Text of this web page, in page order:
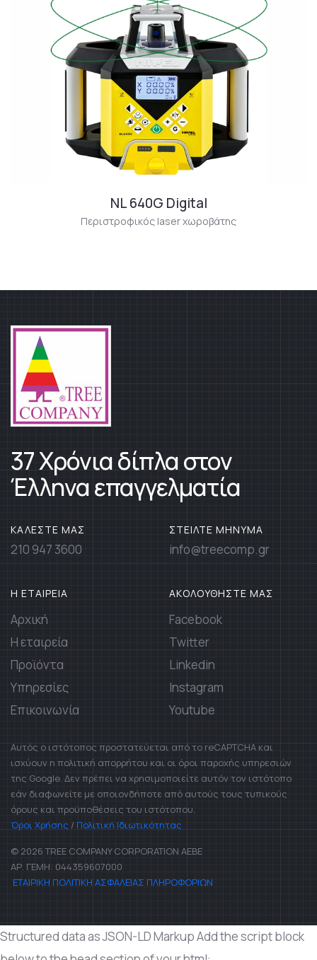
NL 640G Digital
Περιστροφικός laser χωροβάτης
37 Χρόνια δίπλα στον
Έλληνα επαγγελματία
ΚΑΛΕΣΤΕ ΜΑΣ
210 947 3600
ΣΤΕΙΛΤΕ ΜΗΝΥΜΑ
info@treecomp.gr
Η ΕΤΑΙΡΕΙΑ
Αρχική
Η εταιρεία
Προϊόντα
Υπηρεσίες
Επικοινωνία
ΑΚΟΛΟΥΘΗΣΤΕ ΜΑΣ
Facebook
Twitter
Linkedin
Instagram
Youtube
Αυτός ο ιστότοπος προστατεύεται από το reCAPTCHA και
ισχύουν η πολιτική απορρήτου και οι όροι παροχής υπηρεσιών
της Google. Δεν πρέπει να χρησιμοποιείτε αυτόν τον ιστότοπο
εάν διαφωνείτε με οποιονδήποτε από αυτούς τους τυπικούς
όρους και προϋποθέσεις του ιστότοπου.
Όροι Χρήσης / Πολιτική Ιδιωτικότητας
© 2026 TREE COMPANY CORPORATION AEBE
ΑΡ. ΓΕΜΗ: 044359607000
ΕΤΑΙΡΙΚΗ ΠΟΛΙΤΙΚΗ ΑΣΦΑΛΕΙΑΣ ΠΛΗΡΟΦΟΡΙΩΝ
Structured data as JSON-LD Markup Add the script block